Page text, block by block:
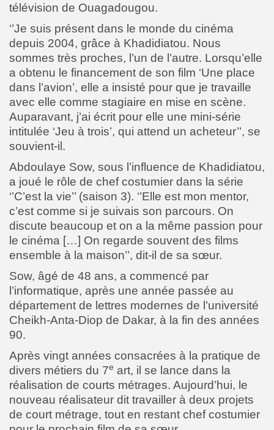
télévision de Ouagadougou.
‘’Je suis présent dans le monde du cinéma
depuis 2004, grâce à Khadidiatou. Nous
sommes très proches, l’un de l’autre. Lorsqu’elle
a obtenu le financement de son film ‘Une place
dans l’avion’, elle a insisté pour que je travaille
avec elle comme stagiaire en mise en scène.
Auparavant, j’ai écrit pour elle une mini-série
intitulée ‘Jeu à trois’, qui attend un acheteur’’, se
souvient-il.
Abdoulaye Sow, sous l’influence de Khadidiatou,
a joué le rôle de chef costumier dans la série
‘’C’est la vie’’ (saison 3). ‘’Elle est mon mentor,
c’est comme si je suivais son parcours. On
discute beaucoup et on a la même passion pour
le cinéma […] On regarde souvent des films
ensemble à la maison’’, dit-il de sa sœur.
Sow, âgé de 48 ans, a commencé par
l’informatique, après une année passée au
département de lettres modernes de l’université
Cheikh-Anta-Diop de Dakar, à la fin des années
90.
Après vingt années consacrées à la pratique de
divers métiers du 7e art, il se lance dans la
réalisation de courts métrages. Aujourd’hui, le
nouveau réalisateur dit travailler à deux projets
de court métrage, tout en restant chef costumier